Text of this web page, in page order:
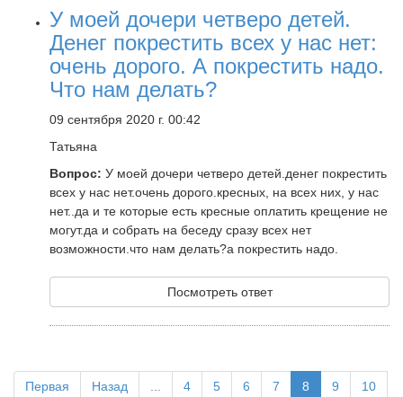
У моей дочери четверо детей.
Денег покрестить всех у нас нет:
очень дорого. А покрестить надо.
Что нам делать?
09 сентября 2020 г. 00:42
Татьяна
Вопрос: У моей дочери четверо детей.денег покрестить
всех у нас нет.очень дорого.кресных, на всех них, у нас
нет..да и те которые есть кресные оплатить крещение не
могут.да и собрать на беседу сразу всех нет
возможности.что нам делать?а покрестить надо.
Посмотреть ответ
Первая Назад 4 5 6 7 8 9 10